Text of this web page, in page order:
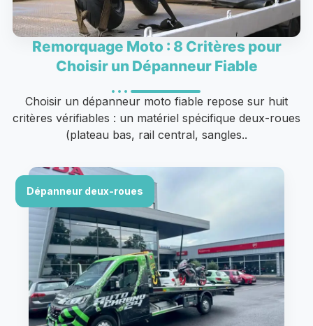
Remorquage Moto : 8 Critères pour
Choisir un Dépanneur Fiable
Choisir un dépanneur moto fiable repose sur huit
critères vérifiables : un matériel spécifique deux-roues
(plateau bas, rail central, sangles..
Dépanneur deux-roues